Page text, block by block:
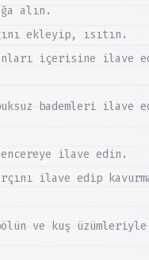
alın.
ekleyip, ısıtın.
içerisine ilave
bademleri ilave
ilave edin.
ilave edip
ve kuş üzümleriyle